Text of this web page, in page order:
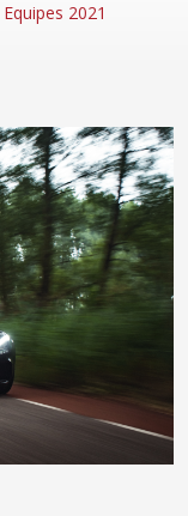
Equipes 2021